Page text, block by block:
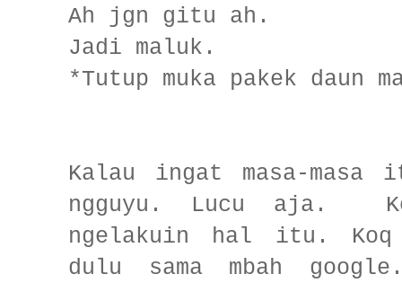
Ah jgn gitu ah.
Jadi maluk.
*Tutup muka pakek daun
Kalau ingat masa-masa
ngguyu. Lucu aja.
ngelakuin hal itu. Koq
dulu sama mbah